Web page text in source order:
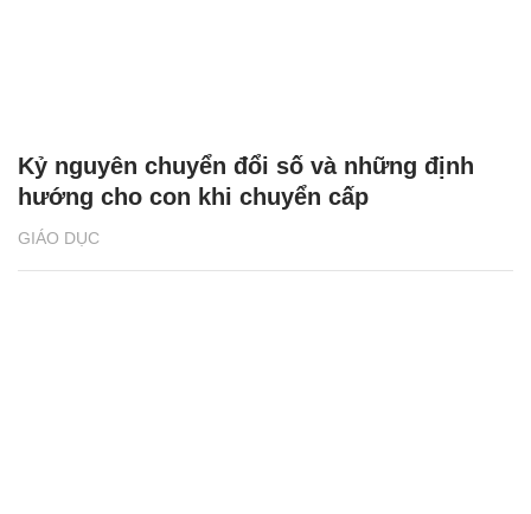
GIÁO DỤC
Kỷ nguyên chuyển đổi số và những định
hướng cho con khi chuyển cấp